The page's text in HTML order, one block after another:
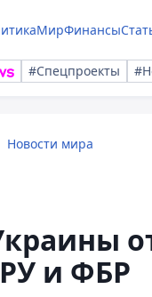
МирФинансы
#Спецпроекты
Новости мира
и ФБР